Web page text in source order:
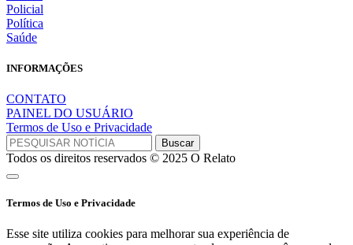
Policial
Política
Saúde
INFORMAÇÕES
CONTATO
PAINEL DO USUÁRIO
Termos de Uso e Privacidade
Todos os direitos reservados © 2025 O Relato
Termos de Uso e Privacidade
Esse site utiliza cookies para melhorar sua experiência de